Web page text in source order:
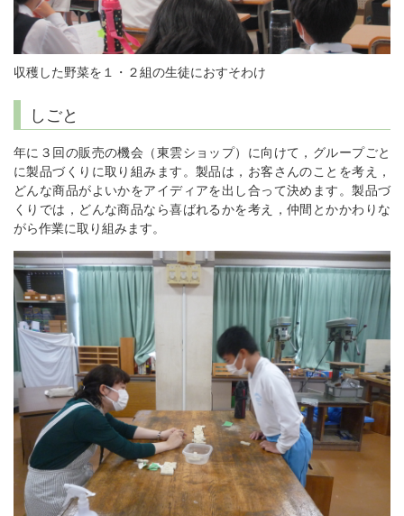
収穫した野菜を１・２組の生徒におすそわけ
しごと
年に３回の販売の機会（東雲ショップ）に向けて，グループごと
に製品づくりに取り組みます。製品は，お客さんのことを考え，
どんな商品がよいかをアイディアを出し合って決めます。製品づ
くりでは，どんな商品なら喜ばれるかを考え，仲間とかかわりな
がら作業に取り組みます。